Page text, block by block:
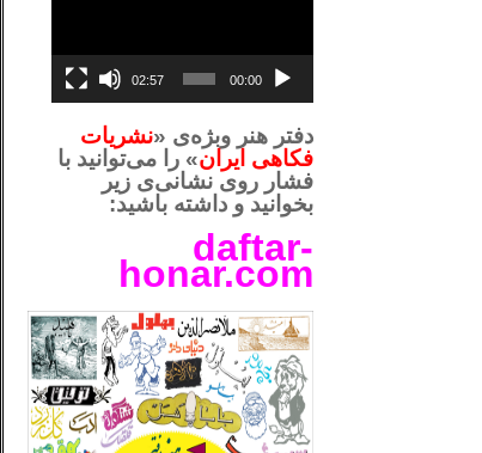
00:00
02:57
دفتر هنر وبژه‌ی «نشریات
فکاهی ایران» را می‌توانید با
فشار روی نشانی‌ی زیر
بخوانید و داشته باشید:
daftar-
honar.com